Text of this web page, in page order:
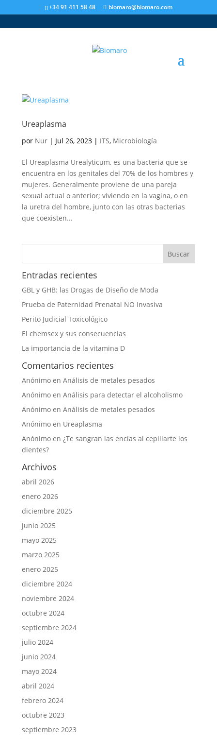
+34 91 411 58 48 biomaro@biomaro.com
Ureaplasma
por Nur| Jul 26, 2023| ITS, Microbiología
El Ureaplasma Urealyticum, es una bacteria que se
encuentra en los genitales del 70% de los hombres y
mujeres. Generalmente proviene de una pareja
sexual actual o anterior; viviendo en la vagina, o en
la uretra del hombre, junto con las otras bacterias
que coexisten...
Entradas recientes
GBL y GHB: las Drogas de Diseño de Moda
Prueba de Paternidad Prenatal NO Invasiva
Perito Judicial Toxicológico
El chemsex y sus consecuencias
La importancia de la vitamina D
Comentarios recientes
Anónimoen Análisis de metales pesados
Anónimoen Análisis para detectar el alcoholismo
Anónimoen Análisis de metales pesados
Anónimoen Ureaplasma
Anónimoen ¿Te sangran las encías al cepillarte los
dientes?
Archivos
abril 2026
enero 2026
diciembre 2025
junio 2025
mayo 2025
marzo 2025
enero 2025
diciembre 2024
noviembre 2024
octubre 2024
septiembre 2024
julio 2024
junio 2024
mayo 2024
abril 2024
febrero 2024
octubre 2023
septiembre 2023